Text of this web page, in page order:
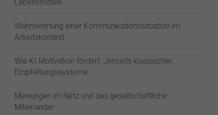
Lebensmitteln
Wahrnehmung einer Kommunikationssituation im
Arbeitskontext
Wie KI Motivation fördert: Jenseits klassischer
Empfehlungssysteme
Meinungen im Netz und das gesellschaftliche
Miteinander